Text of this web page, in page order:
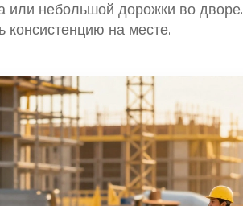
или небольшой дорожки во дворе.
консистенцию на месте.